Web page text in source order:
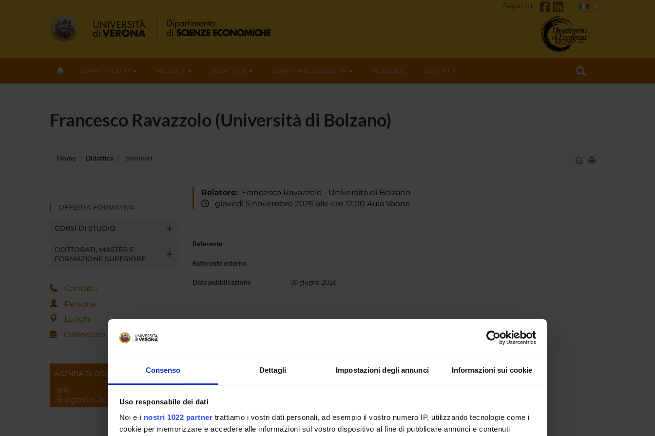
Consenso Dettagli Impostazioni degli annunci Informazioni sui cookie
Uso responsabile dei dati
Noi e i nostri 1022 partner trattiamo i vostri dati personali, ad esempio il vostro numero IP, utilizzando tecnologie come i
cookie per memorizzare e accedere alle informazioni sul vostro dispositivo al fine di pubblicare annunci e contenuti
Segui su
DIPARTIMENTO RICERCA DIDATTICA TERRITORIO E SOCIETÀ PERSONE CONTATTI
Francesco Ravazzolo (Università di Bolzano)
Home Didattica Seminari
OFFERTA FORMATIVA
CORSI DI STUDIO
DOTTORATI, MASTER E
FORMAZIONE SUPERIORE
Contatti
Persone
Luoghi
Calendario
AGENDA DI OGGI
gio
6 agosto 2026
Relatore: Francesco Ravazzolo - Università di Bolzano
giovedì 5 novembre 2026 alle ore 12.00 Aula Vaona
Referente
Referente esterno
Data pubblicazione 30 giugno 2026